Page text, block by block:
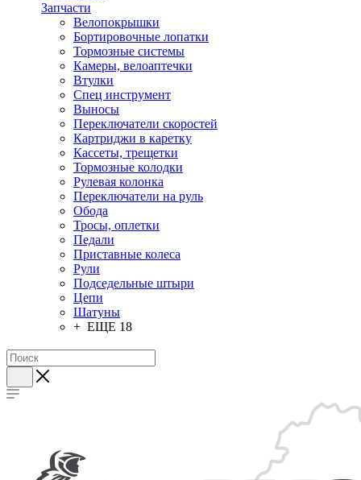
Запчасти
Велопокрышки
Бортировочные лопатки
Тормозные системы
Камеры, велоаптечки
Втулки
Спец инструмент
Выносы
Переключатели скоростей
Картриджи в каретку
Кассеты, трещетки
Тормозные колодки
Рулевая колонка
Переключатели на руль
Обода
Тросы, оплетки
Педали
Приставные колеса
Рули
Подседельные штыри
Цепи
Шатуны
+ ЕЩЕ 18